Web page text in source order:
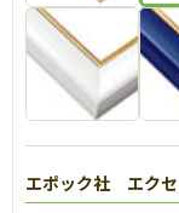
エポック社 エク